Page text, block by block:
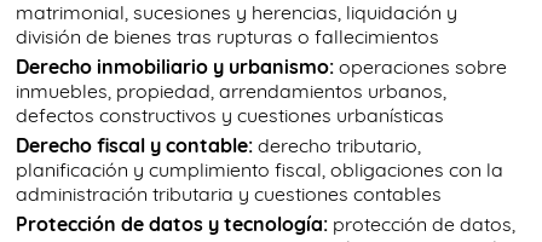
matrimonial, sucesiones y herencias, liquidación y
división de bienes tras rupturas o fallecimientos
Derecho inmobiliario y urbanismo: operaciones sobre
inmuebles, propiedad, arrendamientos urbanos,
defectos constructivos y cuestiones urbanísticas
Derecho fiscal y contable: derecho tributario,
planificación y cumplimiento fiscal, obligaciones con la
administración tributaria y cuestiones contables
Protección de datos y tecnología: protección de datos,